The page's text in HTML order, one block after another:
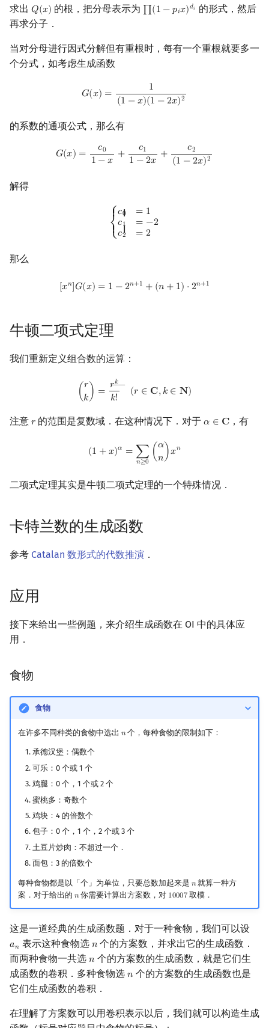
求出 𝑄(𝑥)
Q(x) 的根，把分母表示为 ∏(1 −𝑝𝑖𝑥)𝑑𝑖
∏(1− pix)di
的形式，然后
再求分子．
当对分母进行因式分解但有重根时，每有一个重根就要多一
个分式，如考虑生成函数
𝐺(𝑥) =
1
(1 −𝑥)(1 −2𝑥)2
G 1−
的系数的通项公式，那么有
𝐺(𝑥) = 𝑐0
1 −𝑥 + 𝑐1
1 −2𝑥 + 𝑐2
(1 −2𝑥)2
G(x c0 x+c −2 2( )2
解得
⎧
{ {
⎨{ {
⎩
𝑐0 = 1
𝑐1 = −2
𝑐2 = 2
0 =1c =−2c
那么
[𝑥𝑛]𝐺(𝑥) = 1 −2𝑛+1 + (𝑛 + 1) ⋅ 2𝑛+1
[xn] G(x) =1−2n+1 +(n+1 )⋅2 n + 1
牛顿二项式定理
我们重新定义组合数的运算：
( 𝑟
𝑘 ) = 𝑟𝑘
――
𝑘! (𝑟 ∈ 𝐂,𝑘 ∈ 𝐍)
( =rk―k ( k
注意 𝑟
r 的范围是复数域．在这种情况下．对于𝛼 ∈ 𝐂
α∈C ，有
(1 +𝑥)𝛼 = ∑
𝑛≥0
(𝛼
𝑛 )𝑥𝑛
1 )α= ≥0( αn)xn
二项式定理其实是牛顿二项式定理的一个特殊情况．
卡特兰数的生成函数
参考 Catalan 数形式的代数推演 ．
应用
接下来给出一些例题，来介绍生成函数在 OI 中的具体应
用．
食物
食物
在许多不同种类的食物中选出 𝑛
n个，每种食物的限制如下：
承德汉堡：偶数个
可乐：0 个或 1 个
鸡腿：0 个，1 个或 2 个
蜜桃多：奇数个
鸡块：4 的倍数个
包子：0 个，1 个，2 个或 3 个
土豆片炒肉：不超过一个．
面包：3 的倍数个
每种食物都是以「个」为单位，只要总数加起来是 𝑛
n就算一种方
案．对于给出的 𝑛
n你需要计算出方案数，对 10007
10007 取模．
这是一道经典的生成函数题．对于一种食物，我们可以设
𝑎𝑛
an 表示这种食物选 𝑛
n 个的方案数，并求出它的生成函数．
而两种食物一共选 𝑛
n 个的方案数的生成函数，就是它们生
成函数的卷积．多种食物选 𝑛
n 个的方案数的生成函数也是
它们生成函数的卷积．
在理解了方案数可以用卷积表示以后，我们就可以构造生成